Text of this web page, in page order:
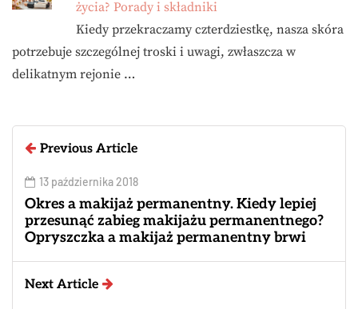
życia? Porady i składniki
Kiedy przekraczamy czterdziestkę, nasza skóra
potrzebuje szczególnej troski i uwagi, zwłaszcza w
delikatnym rejonie …
Previous Article
13 października 2018
Okres a makijaż permanentny. Kiedy lepiej
przesunąć zabieg makijażu permanentnego?
Opryszczka a makijaż permanentny brwi
Next Article